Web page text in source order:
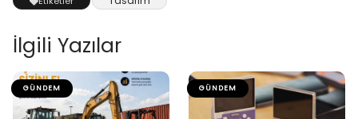
İlgili Yazılar
GÜNDEM GÜNDEM